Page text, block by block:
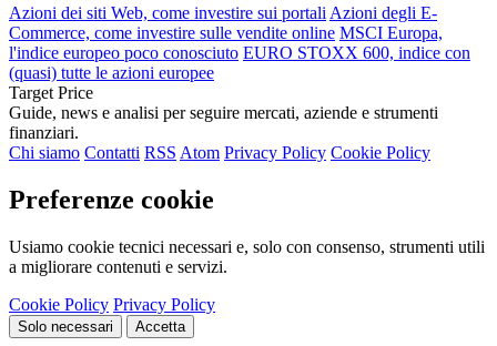
Azioni dei siti Web, come investire sui portali Azioni degli E-
Commerce, come investire sulle vendite online MSCI Europa,
l'indice europeo poco conosciuto EURO STOXX 600, indice con
(quasi) tutte le azioni europee
Target Price
Guide, news e analisi per seguire mercati, aziende e strumenti
finanziari.
Chi siamo Contatti RSS Atom Privacy Policy Cookie Policy
Preferenze cookie
Usiamo cookie tecnici necessari e, solo con consenso, strumenti utili
a migliorare contenuti e servizi.
Cookie Policy Privacy Policy
Solo necessari Accetta